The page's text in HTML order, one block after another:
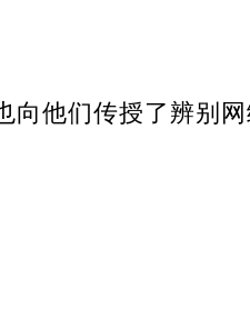
他们传授了辨别